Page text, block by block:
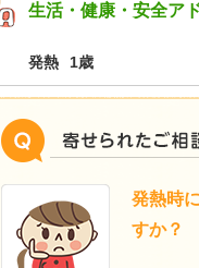
生活・健康・安全ア
発熱 1歳
発熱時
すか？